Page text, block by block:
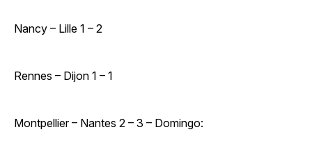
Nancy – Lille 1 – 2
Rennes – Dijon 1 – 1
Montpellier – Nantes 2 – 3 – Domingo: